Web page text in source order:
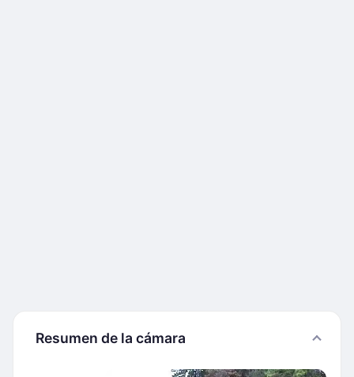
Resumen de la cámara